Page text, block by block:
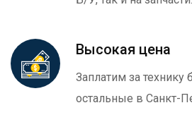
Высокая цена
Заплатим за
остальные в Санкт-